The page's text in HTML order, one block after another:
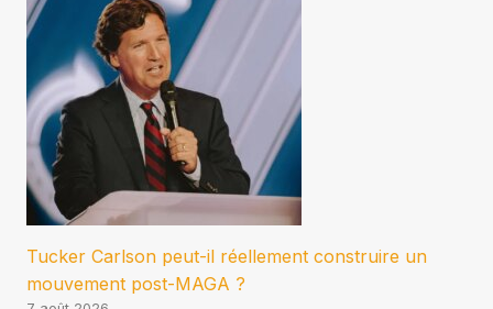
Tucker Carlson peut-il réellement construire un
mouvement post-MAGA ?